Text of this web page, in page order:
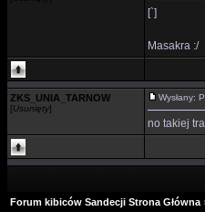
[`]
Masakra :/
ZKS_UNIA_TARNOW
[Usunięty]
Wysłany:
no takiej
Forum kibiców Sandecji Strona Główna